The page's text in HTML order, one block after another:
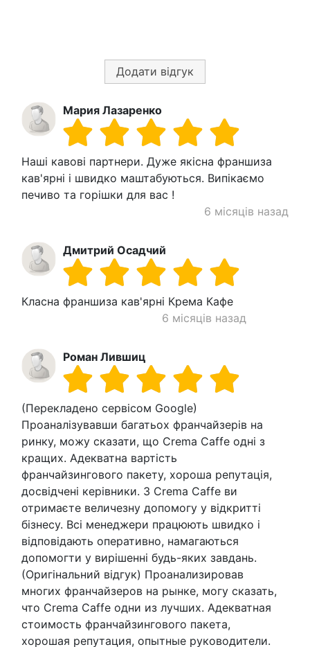
Додати відгук
Мария Лазаренко
Наші кавові партнери. Дуже якісна франшиза
кав'ярні і швидко маштабуються. Випікаємо
печиво та горішки для вас !
6 місяців назад
Дмитрий Осадчий
Класна франшиза кав'ярні Крема Кафе
6 місяців назад
Роман Лившиц
(Перекладено сервісом Google)
Проаналізувавши багатьох франчайзерів на
ринку, можу сказати, що Crema Caffe одні з
кращих. Адекватна вартість
франчайзингового пакету, хороша репутація,
досвідчені керівники. З Crema Caffe ви
отримаєте величезну допомогу у відкритті
бізнесу. Всі менеджери працюють швидко і
відповідають оперативно, намагаються
допомогти у вирішенні будь-яких завдань.
(Оригінальний відгук) Проанализировав
многих франчайзеров на рынке, могу сказать,
что Crema Caffe одни из лучших. Адекватная
стоимость франчайзингового пакета,
хорошая репутация, опытные руководители.